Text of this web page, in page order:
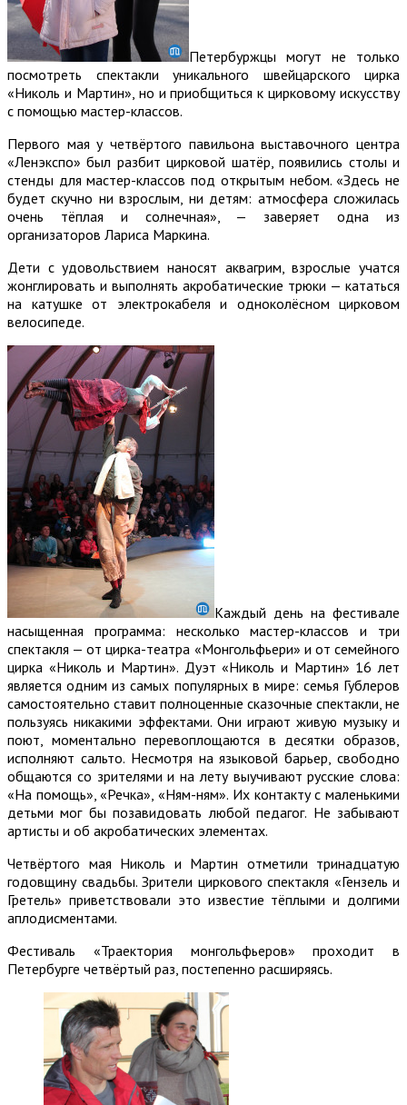
Петербуржцы могут не только
посмотреть спектакли уникального швейцарского цирка
«Николь и Мартин», но и приобщиться к цирковому искусству
с помощью мастер-классов.
Первого мая у четвёртого павильона выставочного центра
«Ленэкспо» был разбит цирковой шатёр, появились столы и
стенды для мастер-классов под открытым небом. «Здесь не
будет скучно ни взрослым, ни детям: атмосфера сложилась
очень тёплая и солнечная», — заверяет одна из
организаторов Лариса Маркина.
Дети с удовольствием наносят аквагрим, взрослые учатся
жонглировать и выполнять акробатические трюки — кататься
на катушке от электрокабеля и одноколёсном цирковом
велосипеде.
Каждый день на фестивале
насыщенная программа: несколько мастер-классов и три
спектакля — от цирка-театра «Монгольфьери» и от семейного
цирка «Николь и Мартин». Дуэт «Николь и Мартин» 16 лет
является одним из самых популярных в мире: семья Гублеров
самостоятельно ставит полноценные сказочные спектакли, не
пользуясь никакими эффектами. Они играют живую музыку и
поют, моментально перевоплощаются в десятки образов,
исполняют сальто. Несмотря на языковой барьер, свободно
общаются со зрителями и на лету выучивают русские слова:
«На помощь», «Речка», «Ням-ням». Их контакту с маленькими
детьми мог бы позавидовать любой педагог. Не забывают
артисты и об акробатических элементах.
Четвёртого мая Николь и Мартин отметили тринадцатую
годовщину свадьбы. Зрители циркового спектакля «Гензель и
Гретель» приветствовали это известие тёплыми и долгими
аплодисментами.
Фестиваль «Траектория монгольфьеров» проходит в
Петербурге четвёртый раз, постепенно расширяясь.